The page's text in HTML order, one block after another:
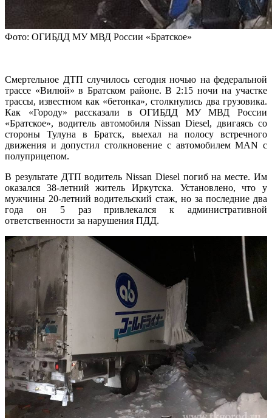
Фото: ОГИБДД МУ МВД России «Братское»
Смертельное ДТП случилось сегодня ночью на федеральной
трассе «Вилюй» в Братском районе. В 2:15 ночи на участке
трассы, известном как «бетонка», столкнулись два грузовика.
Как «Городу» рассказали в ОГИБДД МУ МВД России
«Братское», водитель автомобиля Nissan Diesel, двигаясь со
стороны Тулуна в Братск, выехал на полосу встречного
движения и допустил столкновение с автомобилем MAN с
полуприцепом.
В результате ДТП водитель Nissan Diesel погиб на месте. Им
оказался 38-летний житель Иркутска. Установлено, что у
мужчины 20-летний водительский стаж, но за последние два
года он 5 раз привлекался к административной
ответственности за нарушения ПДД.